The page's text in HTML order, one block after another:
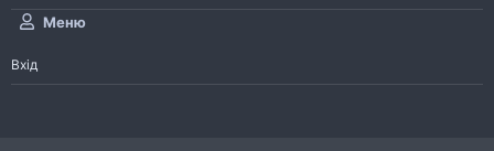
Меню
Вхід